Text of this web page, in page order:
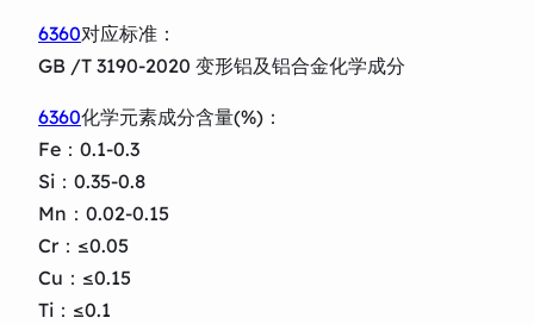
6360对应标准：
GB /T 3190-2020 变形铝及铝合金化学成分
6360化学元素成分含量(%)：
Fe：0.1-0.3
Si：0.35-0.8
Mn：0.02-0.15
Cr：≤0.05
Cu：≤0.15
Ti：≤0.1